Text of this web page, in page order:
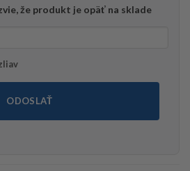
že produkt je opäť na sklade
ODOSLAŤ